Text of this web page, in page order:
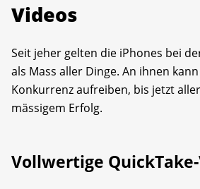
Videos
Seit jeher gelten die iPhones bei
als Mass aller Dinge. An ihnen
Konkurrenz aufreiben, bis jetzt
mässigem Erfolg.
Vollwertige